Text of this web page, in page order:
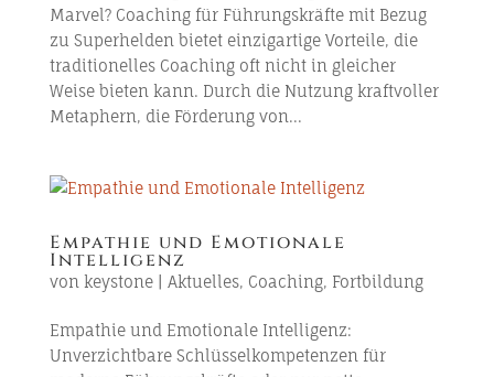
Marvel? Coaching für Führungskräfte mit Bezug
zu Superhelden bietet einzigartige Vorteile, die
traditionelles Coaching oft nicht in gleicher
Weise bieten kann. Durch die Nutzung kraftvoller
Metaphern, die Förderung von...
Empathie und Emotionale
Intelligenz
von keystone| Aktuelles, Coaching, Fortbildung
Empathie und Emotionale Intelligenz:
Unverzichtbare Schlüsselkompetenzen für